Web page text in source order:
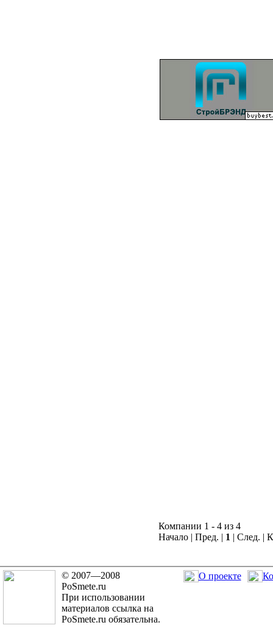
Компании 1 - 4 из 4
Начало | Пред. | 1 | След. |
© 2007—2008
PoSmete.ru
При использовании
материалов ссылка на
PoSmete.ru обязательна.
О проекте